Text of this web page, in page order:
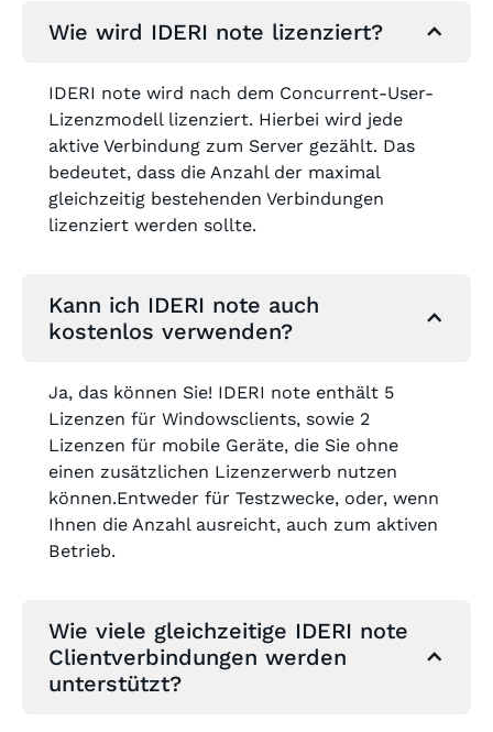
Wie wird IDERI note lizenziert?
IDERI note wird nach dem Concurrent-User-
Lizenzmodell lizenziert. Hierbei wird jede
aktive Verbindung zum Server gezählt. Das
bedeutet, dass die Anzahl der maximal
gleichzeitig bestehenden Verbindungen
lizenziert werden sollte.
Kann ich IDERI note auch
kostenlos verwenden?
Ja, das können Sie! IDERI note enthält 5
Lizenzen für Windowsclients, sowie 2
Lizenzen für mobile Geräte, die Sie ohne
einen zusätzlichen Lizenzerwerb nutzen
können.Entweder für Testzwecke, oder, wenn
Ihnen die Anzahl ausreicht, auch zum aktiven
Betrieb.
Wie viele gleichzeitige IDERI note
Clientverbindungen werden
unterstützt?